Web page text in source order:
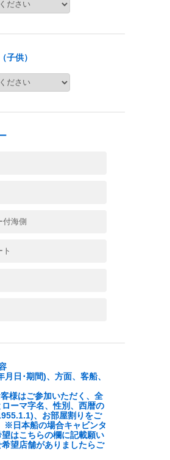
子供）
付海側
ト
月日･期間)、方面、客船、
様はご参加いただく、全
ーマ字名、性別、西暦の
、お部屋割りをご
※日本船の場合キャビンタ
はこちらの欄に記載願い
望店舗がありましたらご